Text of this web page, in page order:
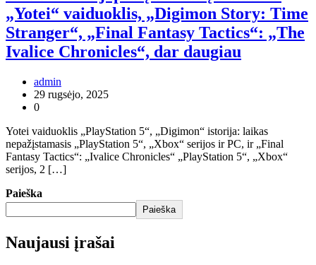
„Yotei“ vaiduoklis, „Digimon Story: Time
Stranger“, „Final Fantasy Tactics“: „The
Ivalice Chronicles“, dar daugiau
admin
29 rugsėjo, 2025
0
Yotei vaiduoklis „PlayStation 5“, „Digimon“ istorija: laikas
nepažįstamasis „PlayStation 5“, „Xbox“ serijos ir PC, ir „Final
Fantasy Tactics“: „Ivalice Chronicles“ „PlayStation 5“, „Xbox“
serijos, 2 […]
Paieška
Paieška
Naujausi įrašai